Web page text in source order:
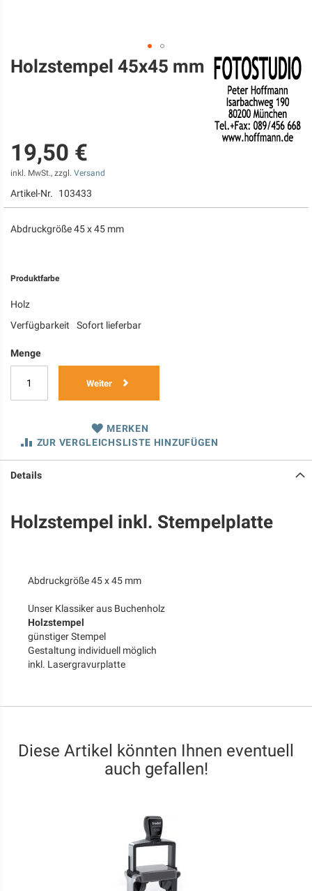
Zum
Anfang
Holzstempel 45x45 mm
19,50 €
inkl. MwSt., zzgl. Versand
Artikel-Nr. 103433
Abdruckgröße 45 x 45 mm
Produktfarbe
Holz
Verfügbarkeit
Sofort lieferbar
Menge
Weiter
MERKEN
ZUR VERGLEICHSLISTE HINZUFÜGEN
Details
Holzstempel inkl. Stempelplatte
Abdruckgröße 45 x 45 mm
Unser Klassiker aus Buchenholz
Holzstempel
günstiger Stempel
Gestaltung individuell möglich
inkl. Lasergravurplatte
Diese Artikel könnten Ihnen eventuell
auch gefallen!